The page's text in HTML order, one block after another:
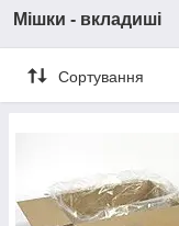
Мішки - вкладиші
Сортування